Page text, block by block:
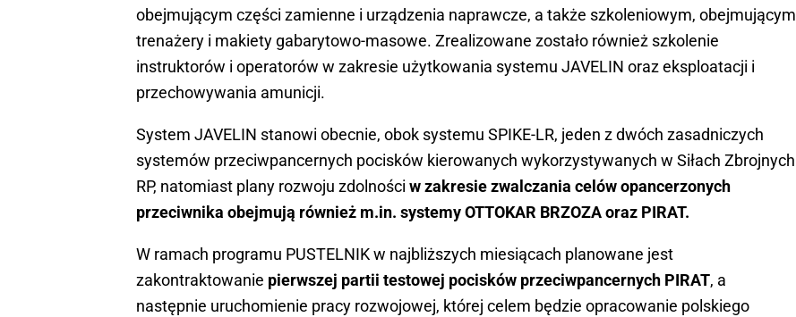
obejmującym części zamienne i urządzenia naprawcze, a także szkoleniowym, obejmującym
trenażery i makiety gabarytowo-masowe. Zrealizowane zostało również szkolenie
instruktorów i operatorów w zakresie użytkowania systemu JAVELIN oraz eksploatacji i
przechowywania amunicji.
System JAVELIN stanowi obecnie, obok systemu SPIKE-LR, jeden z dwóch zasadniczych
systemów przeciwpancernych pocisków kierowanych wykorzystywanych w Siłach Zbrojnych
RP, natomiast plany rozwoju zdolności w zakresie zwalczania celów opancerzonych
przeciwnika obejmują również m.in. systemy OTTOKAR BRZOZA oraz PIRAT.
W ramach programu PUSTELNIK w najbliższych miesiącach planowane jest
zakontraktowanie pierwszej partii testowej pocisków przeciwpancernych PIRAT, a
następnie uruchomienie pracy rozwojowej, której celem będzie opracowanie polskiego